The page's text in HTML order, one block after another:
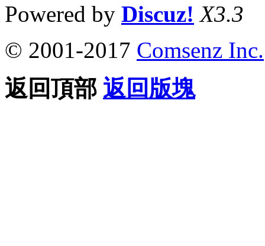
Powered by Discuz! X3.3
© 2001-2017 Comsenz Inc.
返回頂部 返回版塊